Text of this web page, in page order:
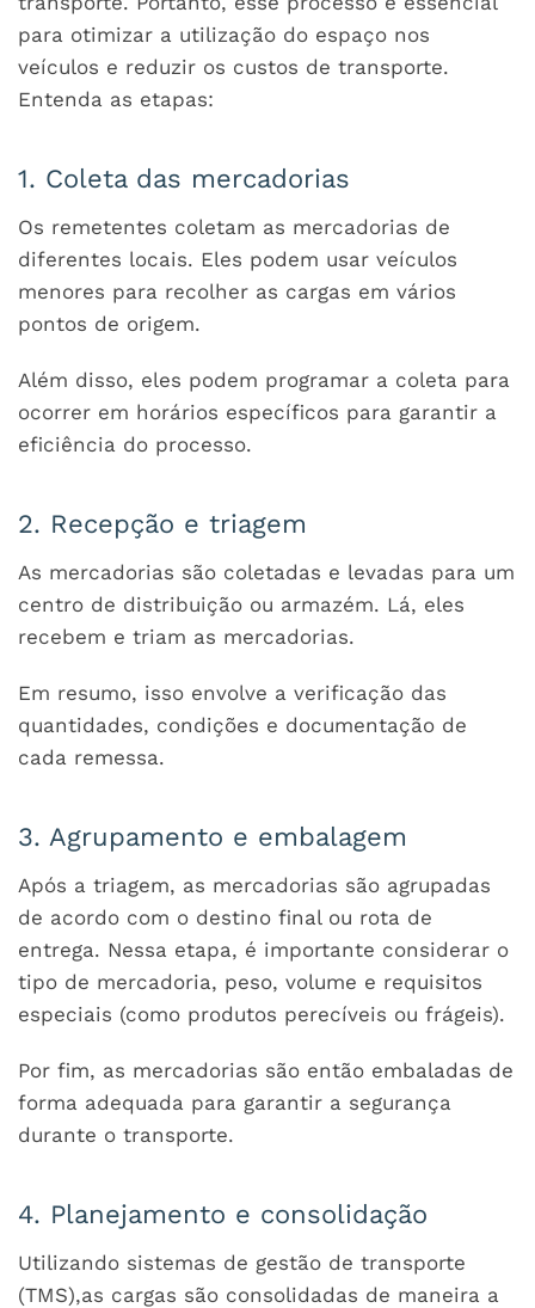
para otimizar a utilização do espaço nos
veículos e reduzir os custos de transporte.
Entenda as etapas:
1. Coleta das mercadorias
Os remetentes coletam as mercadorias de
diferentes locais. Eles podem usar veículos
menores para recolher as cargas em vários
pontos de origem.
Além disso, eles podem programar a coleta para
ocorrer em horários específicos para garantir a
eficiência do processo.
2. Recepção e triagem
As mercadorias são coletadas e levadas para um
centro de distribuição ou armazém. Lá, eles
recebem e triam as mercadorias.
Em resumo, isso envolve a verificação das
quantidades, condições e documentação de
cada remessa.
3. Agrupamento e embalagem
Após a triagem, as mercadorias são agrupadas
de acordo com o destino final ou rota de
entrega. Nessa etapa, é importante considerar o
tipo de mercadoria, peso, volume e requisitos
especiais (como produtos perecíveis ou frágeis).
Por fim, as mercadorias são então embaladas de
forma adequada para garantir a segurança
durante o transporte.
4. Planejamento e consolidação
Utilizando sistemas de gestão de transporte
(TMS),as cargas são consolidadas de maneira a